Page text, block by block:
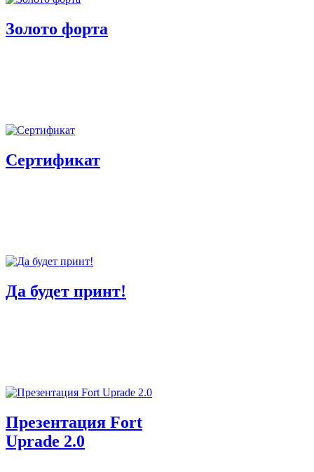
Золото форта
Cертификат
Да будет принт!
Презентация Fort
Uprade 2.0